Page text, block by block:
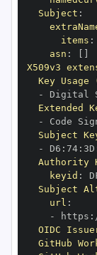
Subject :
items :
asn :
X509v3
Key
-
Extended
-
Subject
-
D6 : 74: 3D
Authority
keyid :
Subject
url :
-
https :
OIDC
GitHub